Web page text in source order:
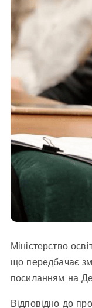
Міністерство
що передбачає
посиланням на
Відповідно до